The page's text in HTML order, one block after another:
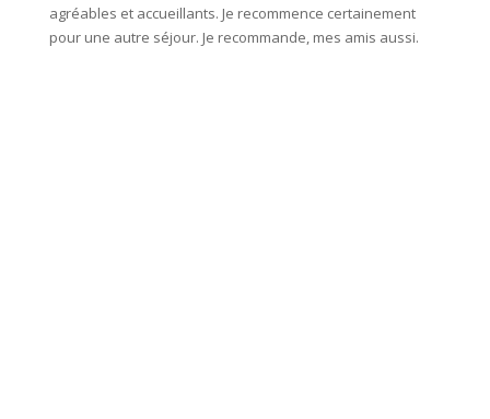
agréables et accueillants. Je recommence certainement
pour une autre séjour. Je recommande, mes amis aussi.